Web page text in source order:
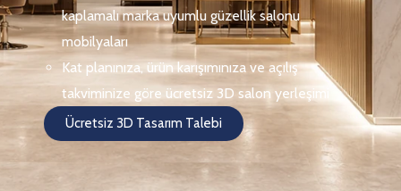
kaplamalı marka uyumlu güzellik salonu
mobilyaları
Kat planınıza, ürün karışımınıza ve açılış
takviminize göre ücretsiz 3D salon yerleşimi
Ücretsiz 3D Tasarım Talebi